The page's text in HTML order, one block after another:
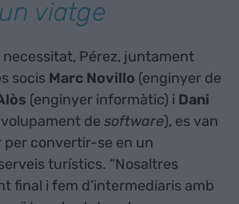
viatge
necessitat, Pérez, juntament
socis Marc Novillo (enginyer de
(enginyer informàtic) i Dani
de software), es van
per convertir-se en un
turístics. “Nosaltres
final i fem d’intermediaris amb